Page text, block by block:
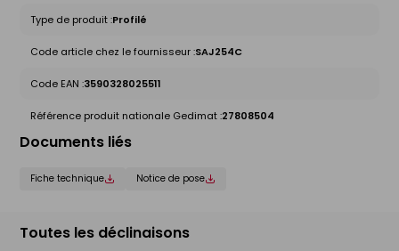
Type de produit :Profilé
Code article chez le fournisseur :SAJ254C
Code EAN :3590328025511
Référence produit nationale Gedimat :27808504
Documents liés
Fiche technique Notice de pose
Toutes les déclinaisons